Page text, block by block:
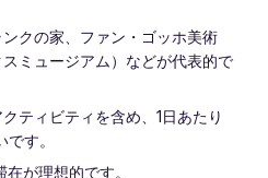
クの家、ファン・ゴッホ美術
ミュージアム）などが代表的で
ティビティを含め、1日あたり
す。
が理想的です。